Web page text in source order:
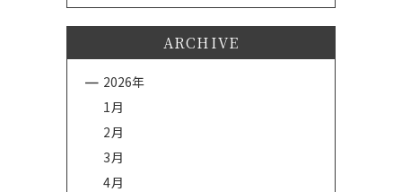
ARCHIVE
2026年
1月
2月
3月
4月